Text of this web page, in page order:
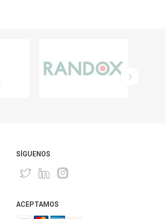
SÍGUENOS
ACEPTAMOS